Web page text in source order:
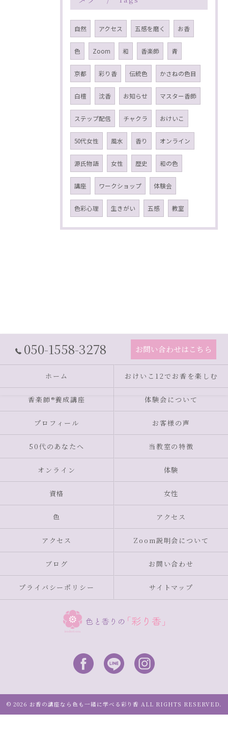
自然 アクセス 五感を磨く お香
色 Zoom 和 香楽師 青
京都 彩り香 伝統色 かさねの色目
白檀 沈香 お知らせ マスター香師
ステップ配信 チャクラ おけいこ
50代女性 風水 香り オンライン
源氏物語 女性 歴史 和の色
講座 ワークショップ 体験会
色彩心理 生きがい 五感 教室
050-1558-3278 お問い合わせはこちら
ホーム おけいこ12でお香を楽しむ
香楽師®養成講座 体験会について
プロフィール お客様の声
50代のあなたへ 当教室の特徴
オンライン 体験
資格 女性
色 アクセス
アクセス Zoom説明会について
ブログ お問い合わせ
プライバシーポリシー サイトマップ
© 2026 お香の講座なら色も一緒に学べる彩り香 ALL RIGHTS RESERVED.